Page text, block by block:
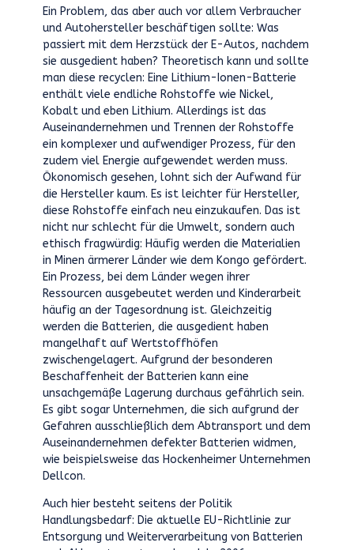
Ein Problem, das aber auch vor allem Verbraucher
und Autohersteller beschäftigen sollte: Was
passiert mit dem Herzstück der E-Autos, nachdem
sie ausgedient haben? Theoretisch kann und sollte
man diese recyclen: Eine Lithium-Ionen-Batterie
enthält viele endliche Rohstoffe wie Nickel,
Kobalt und eben Lithium. Allerdings ist das
Auseinandernehmen und Trennen der Rohstoffe
ein komplexer und aufwendiger Prozess, für den
zudem viel Energie aufgewendet werden muss.
Ökonomisch gesehen, lohnt sich der Aufwand für
die Hersteller kaum. Es ist leichter für Hersteller,
diese Rohstoffe einfach neu einzukaufen. Das ist
nicht nur schlecht für die Umwelt, sondern auch
ethisch fragwürdig: Häufig werden die Materialien
in Minen ärmerer Länder wie dem Kongo gefördert.
Ein Prozess, bei dem Länder wegen ihrer
Ressourcen ausgebeutet werden und Kinderarbeit
häufig an der Tagesordnung ist. Gleichzeitig
werden die Batterien, die ausgedient haben
mangelhaft auf Wertstoffhöfen
zwischengelagert. Aufgrund der besonderen
Beschaffenheit der Batterien kann eine
unsachgemäße Lagerung durchaus gefährlich sein.
Es gibt sogar Unternehmen, die sich aufgrund der
Gefahren ausschließlich dem Abtransport und dem
Auseinandernehmen defekter Batterien widmen,
wie beispielsweise das Hockenheimer Unternehmen
Dellcon.
Auch hier besteht seitens der Politik
Handlungsbedarf: Die aktuelle EU-Richtlinie zur
Entsorgung und Weiterverarbeitung von Batterien